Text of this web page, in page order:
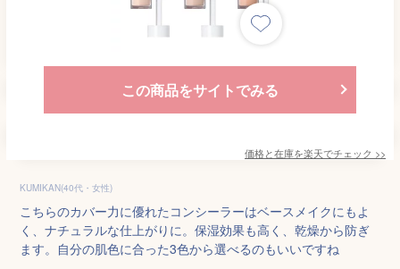
この商品をサイトでみる
価格と在庫を楽天でチェック >>
KUMIKAN(40代・女性)
こちらのカバー力に優れたコンシーラーはベースメイクにもよ
く、ナチュラルな仕上がりに。保湿効果も高く、乾燥から防ぎ
ます。自分の肌色に合った3色から選べるのもいいですね